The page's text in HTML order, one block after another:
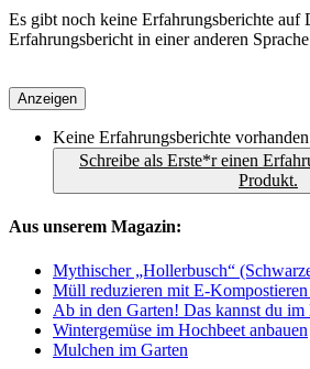
Es gibt noch keine Erfahrungsberichte auf
Erfahrungsbericht in einer anderen
Anzeigen
Keine Erfahrungsberichte
Schreibe als Erste*r einen
Produkt.
Aus unserem Magazin:
Mythischer „Hollerbusch“
Müll reduzieren mit E-
Ab in den Garten! Das kannst du im
Wintergemüse im Hochbeet anbauen
Mulchen im Garten